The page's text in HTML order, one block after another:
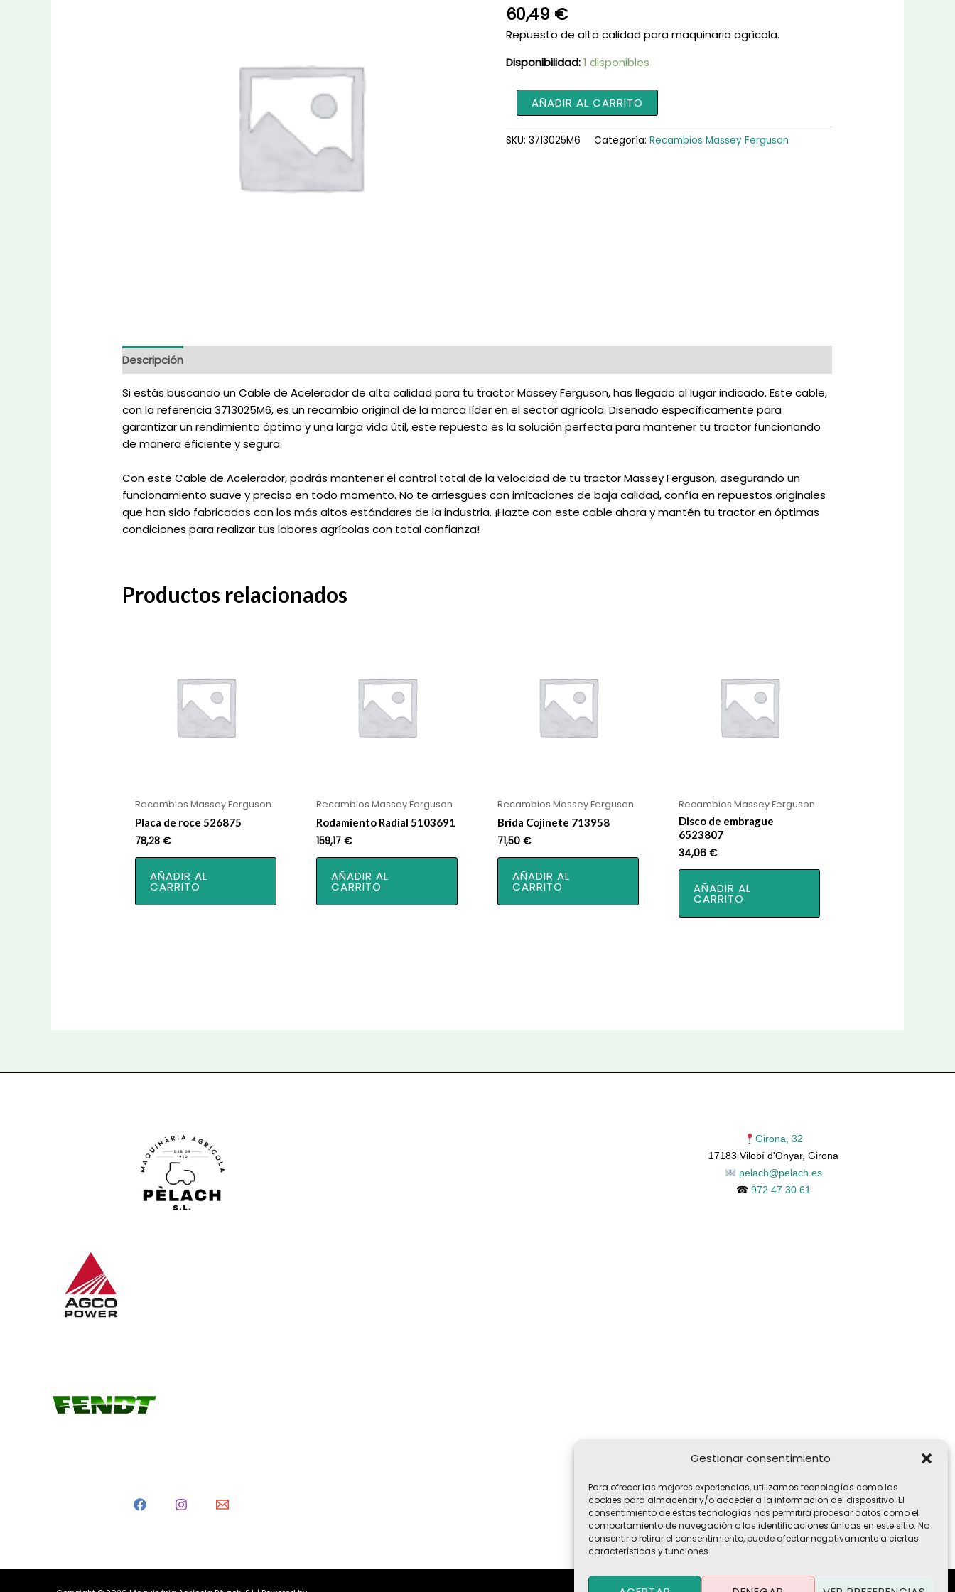
Gestionar consentimiento
Para ofrecer las mejores experiencias, utilizamos tecnologías como las
cookies para almacenar y/o acceder a la información del dispositivo. El
consentimiento de estas tecnologías nos permitirá procesar datos como el
comportamiento de navegación o las identificaciones únicas en este sitio. No
consentir o retirar el consentimiento, puede afectar negativamente a ciertas
características y funciones.
60,49 €
Repuesto de alta calidad para maquinaria agrícola.
Disponibilidad:1 disponibles
Cable
de
Acelerador
3713025M6
AÑADIR AL CARRITO
SKU: 3713025M6 Categoría: Recambios Massey Ferguson
Descripción
Si estás buscando un Cable de Acelerador de alta calidad para tu tractor Massey Ferguson, has llegado al lugar indicado. Este cable,
con la referencia 3713025M6, es un recambio original de la marca líder en el sector agrícola. Diseñado específicamente para
garantizar un rendimiento óptimo y una larga vida útil, este repuesto es la solución perfecta para mantener tu tractor funcionando
de manera eficiente y segura.
Con este Cable de Acelerador, podrás mantener el control total de la velocidad de tu tractor Massey Ferguson, asegurando un
funcionamiento suave y preciso en todo momento. No te arriesgues con imitaciones de baja calidad, confía en repuestos originales
que han sido fabricados con los más altos estándares de la industria. ¡Hazte con este cable ahora y mantén tu tractor en óptimas
condiciones para realizar tus labores agrícolas con total confianza!
Productos relacionados
Recambios Massey Ferguson
Placa de roce 526875
78,28€
AÑADIR AL
CARRITO
Recambios Massey Ferguson
Rodamiento Radial 5103691
159,17€
AÑADIR AL
CARRITO
Recambios Massey Ferguson
Brida Cojinete 713958
71,50 €
AÑADIR AL
CARRITO
Recambios Massey Ferguson
Disco de embrague
6523807
34,06 €
AÑADIR AL
CARRITO
Girona, 32
17183 Vilobí d'Onyar, Girona
pelach@pelach.es
☎972 47 30 61